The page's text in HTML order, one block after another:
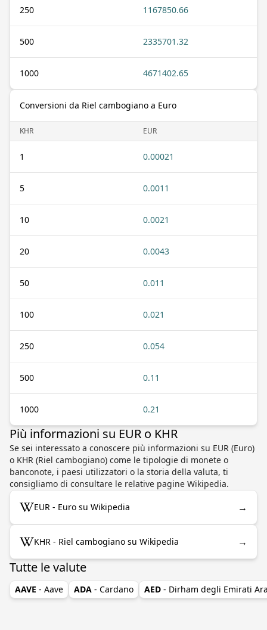
250 1167850.66
500 2335701.32
1000 4671402.65
Conversioni da Riel cambogiano a Euro
KHR EUR
1 0.00021
5 0.0011
10 0.0021
20 0.0043
50 0.011
100 0.021
250 0.054
500 0.11
1000 0.21
Più informazioni su EUR o KHR
Se sei interessato a conoscere più informazioni su EUR (Euro)
o KHR (Riel cambogiano) come le tipologie di monete o
banconote, i paesi utilizzatori o la storia della valuta, ti
consigliamo di consultare le relative pagine Wikipedia.
EUR - Euro su Wikipedia →
KHR - Riel cambogiano su Wikipedia →
Tutte le valute
AAVE - Aave ADA - Cardano AED - Dirham degli Emirati